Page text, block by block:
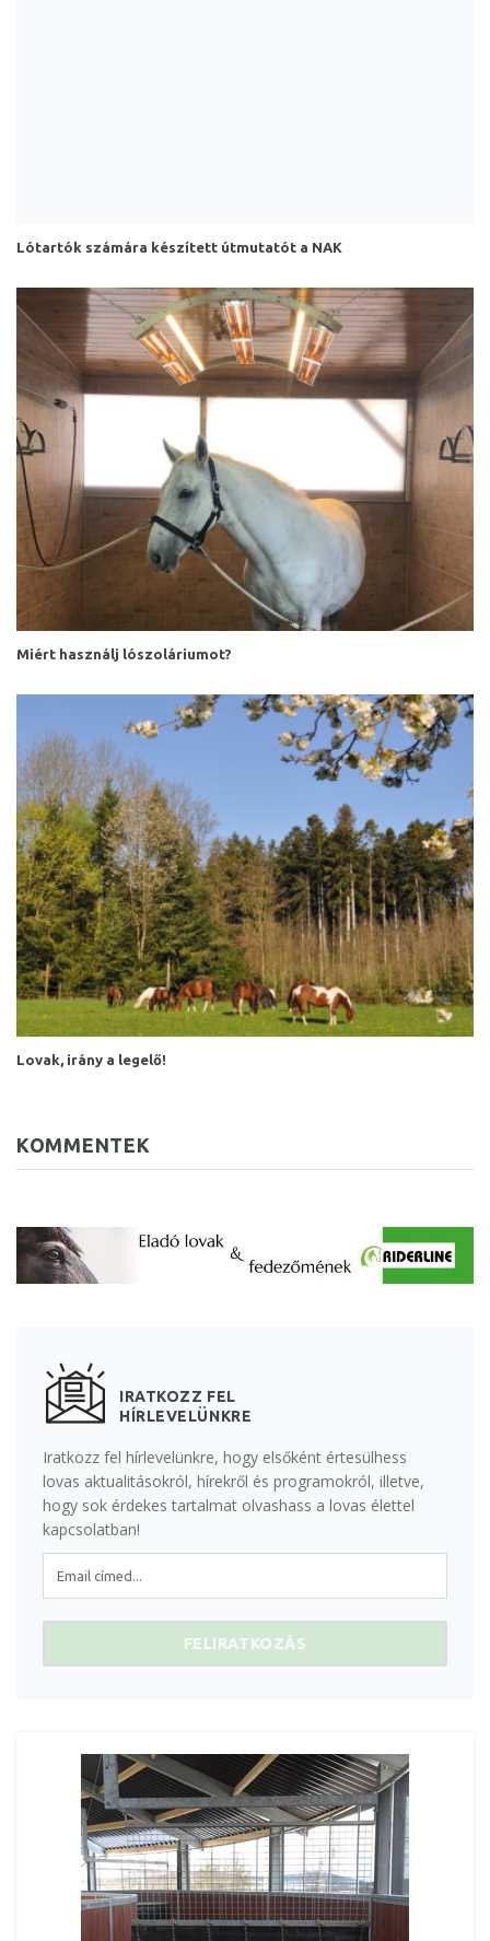
Lótartók számára készített útmutatót a NAK
Miért használj lószoláriumot?
Lovak, irány a legelő!
KOMMENTEK
IRATKOZZ FEL
HÍRLEVELÜNKRE
Iratkozz fel hírlevelünkre, hogy elsőként értesülhess
lovas aktualitásokról, hírekről és programokról, illetve,
hogy sok érdekes tartalmat olvashass a lovas élettel
kapcsolatban!